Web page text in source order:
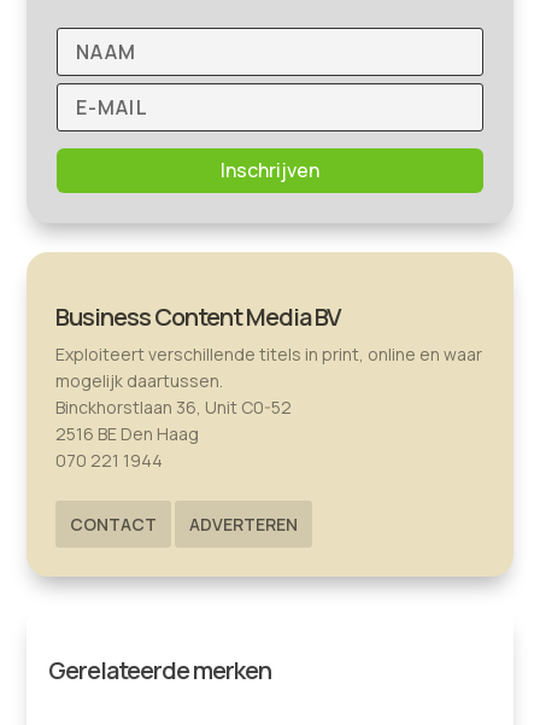
Inschrijven
Business Content Media BV
Exploiteert verschillende titels in print, online en waar
mogelijk daartussen.
Binckhorstlaan 36, Unit C0-52
2516 BE Den Haag
070 221 1944
CONTACT ADVERTEREN
Gerelateerde merken